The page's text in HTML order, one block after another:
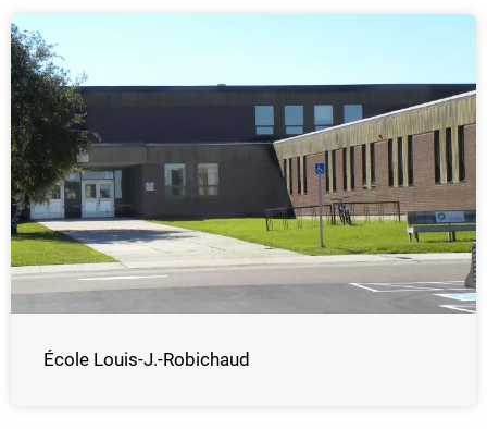
École Louis-J.-Robichaud